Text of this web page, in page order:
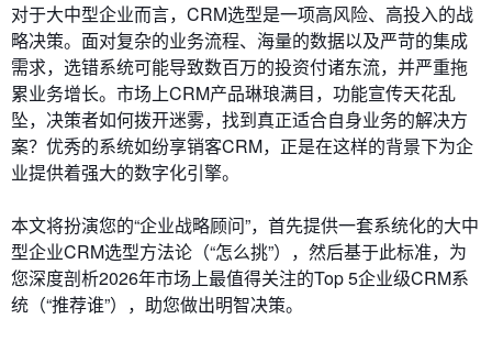
对于大中型企业而言，CRM选型是一项高风险、高投入的战
略决策。面对复杂的业务流程、海量的数据以及严苛的集成
需求，选错系统可能导致数百万的投资付诸东流，并严重拖
累业务增长。市场上CRM产品琳琅满目，功能宣传天花乱
坠，决策者如何拨开迷雾，找到真正适合自身业务的解决方
案？优秀的系统如纷享销客CRM，正是在这样的背景下为企
业提供着强大的数字化引擎。
本文将扮演您的“企业战略顾问”，首先提供一套系统化的大中
型企业CRM选型方法论（“怎么挑”），然后基于此标准，为
您深度剖析2026年市场上最值得关注的Top 5企业级CRM系
统（“推荐谁”），助您做出明智决策。